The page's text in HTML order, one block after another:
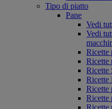
Tipo di piatto
Pane
Vedi
Vedi
Ricette
Ricette
Ricette
Ricette
Ricette
Ricette
Ricette